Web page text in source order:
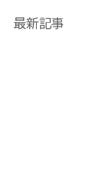
最新記事